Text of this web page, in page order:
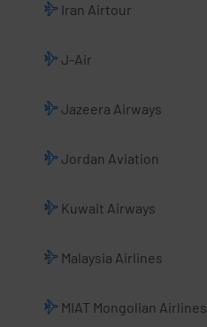
Iran Airtour
J-Air
Jazeera Airways
Jordan Aviation
Kuwait Airways
Malaysia Airlines
MIAT Mongolian Airlines